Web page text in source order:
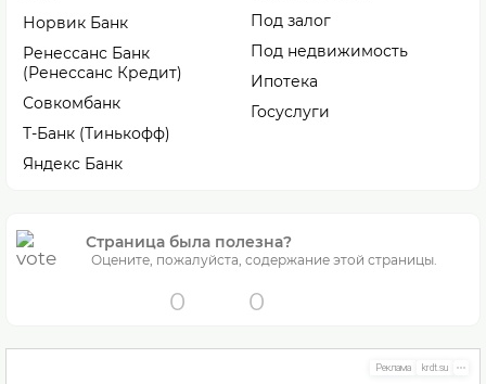
Норвик Банк
Ренессанс Банк
(Ренессанс Кредит)
Совкомбанк
Т-Банк (Тинькофф)
Яндекс Банк
Под залог
Под недвижимость
Ипотека
Госуслуги
Страница была полезна?
Оцените, пожалуйста, содержание этой страницы.
0 0